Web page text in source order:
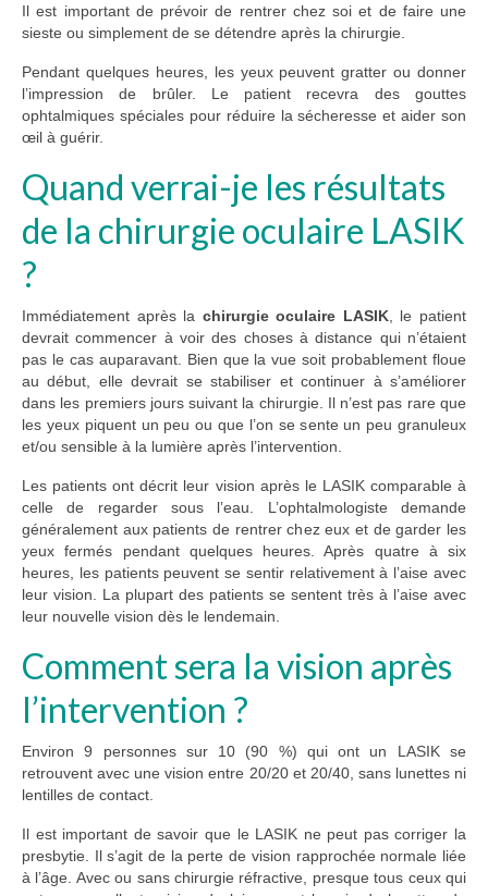
Il est important de prévoir de rentrer chez soi et de faire une
sieste ou simplement de se détendre après la chirurgie.
Pendant quelques heures, les yeux peuvent gratter ou donner
l’impression de brûler. Le patient recevra des gouttes
ophtalmiques spéciales pour réduire la sécheresse et aider son
œil à guérir.
Quand verrai-je les résultats
de la chirurgie oculaire LASIK
?
Immédiatement après la chirurgie oculaire LASIK, le patient
devrait commencer à voir des choses à distance qui n’étaient
pas le cas auparavant. Bien que la vue soit probablement floue
au début, elle devrait se stabiliser et continuer à s’améliorer
dans les premiers jours suivant la chirurgie. Il n’est pas rare que
les yeux piquent un peu ou que l’on se sente un peu granuleux
et/ou sensible à la lumière après l’intervention.
Les patients ont décrit leur vision après le LASIK comparable à
celle de regarder sous l’eau. L’ophtalmologiste demande
généralement aux patients de rentrer chez eux et de garder les
yeux fermés pendant quelques heures. Après quatre à six
heures, les patients peuvent se sentir relativement à l’aise avec
leur vision. La plupart des patients se sentent très à l’aise avec
leur nouvelle vision dès le lendemain.
Comment sera la vision après
l’intervention ?
Environ 9 personnes sur 10 (90 %) qui ont un LASIK se
retrouvent avec une vision entre 20/20 et 20/40, sans lunettes ni
lentilles de contact.
Il est important de savoir que le LASIK ne peut pas corriger la
presbytie. Il s’agit de la perte de vision rapprochée normale liée
à l’âge. Avec ou sans chirurgie réfractive, presque tous ceux qui